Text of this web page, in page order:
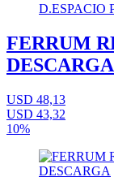
FERRUM
USD 48,13
USD 43,32
10%